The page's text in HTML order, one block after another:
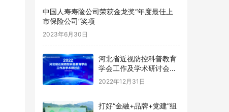
中国人寿寿险公司荣获金龙奖“年度最佳上
市保险公司”奖项
2023年6月30日
河北省近视防控科普教育
学会工作及学术研讨会圆
满落幕
2022年12月31日
打好“金融+品牌+党建”组